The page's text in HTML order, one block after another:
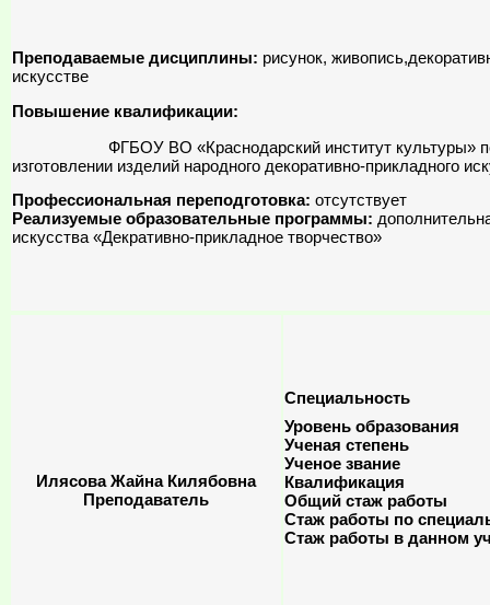
Преподаваемые дисциплины: рисунок,
искусстве
Повышение квалификации:
ФГБОУ ВО «Краснодарский институт культуры» по
изготовлении изделий народного декоративно-прикладного
Профессиональная переподготовка: отсутствует
Реализуемые образовательные программы:
искусства «Декративно-прикладное творчество»
Илясова Жайна Килябовна
Преподаватель
Специальность
Уровень образования
Ученая степень
Ученое звание
Квалификация
Общий стаж работы
Стаж работы по
Стаж работы в данном